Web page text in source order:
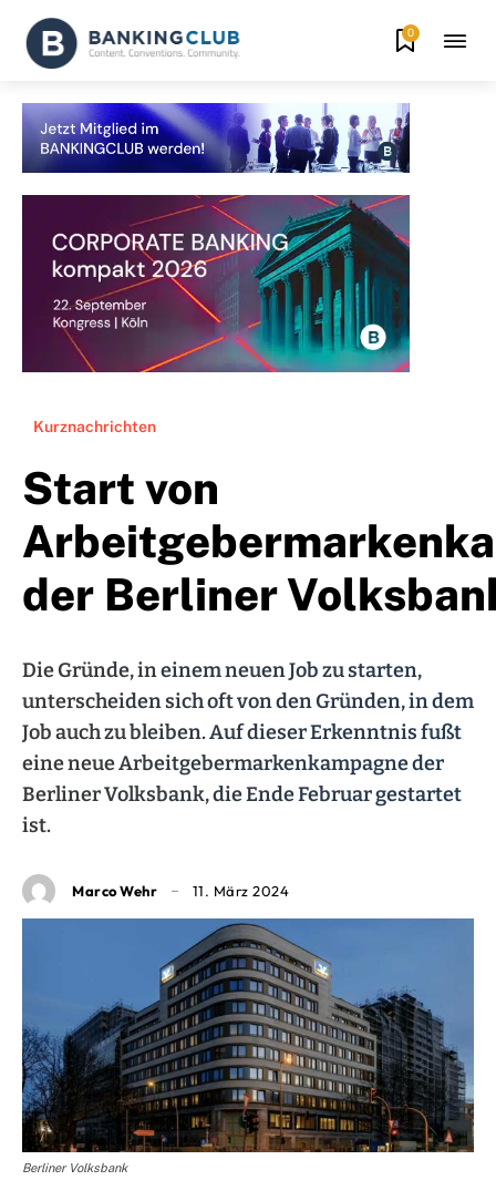
0
Kurznachrichten
Start von
der Berliner
Die Gründe, in einem neuen Job zu starten,
unterscheiden sich oft von den Gründen, in dem
Job auch zu bleiben. Auf dieser Erkenntnis fußt
eine neue Arbeitgebermarkenkampagne der
Berliner Volksbank, die Ende Februar gestartet
ist.
Marco Wehr 11. März 2024
Berliner Volksbank